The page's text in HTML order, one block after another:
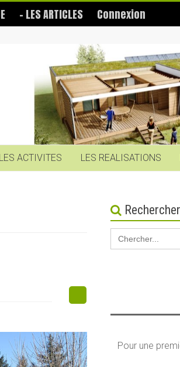
– LES ARTICLES Connexion
LES ACTIVITES LES REALISATIONS
Search
for:
Pour une